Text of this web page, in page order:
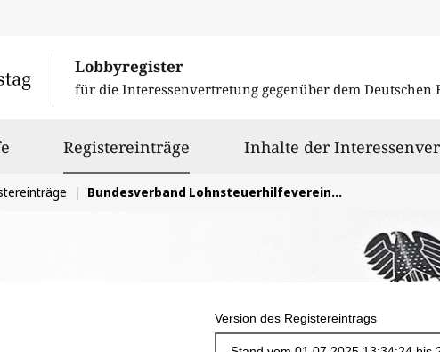
Lobbyregister
für die Interessenvertretung gegenüber dem Deutschen
Registereinträge ausgewähltInhalte der
Bundesverband Lohnsteuerhilfevereine e.V.
Version des Registereintrags